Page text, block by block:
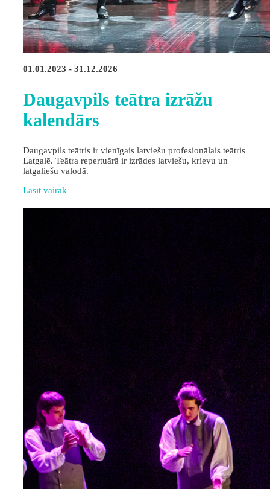
01.01.2023 - 31.12.2026
Daugavpils teātra izrāžu
kalendārs
Daugavpils teātris ir vienīgais latviešu profesionālais teātris
Latgalē. Teātra repertuārā ir izrādes latviešu, krievu un
latgaliešu valodā.
Lasīt vairāk